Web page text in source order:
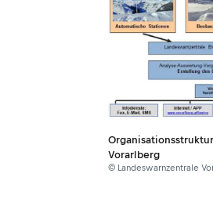
Vorarlberg
© Landeswarnzentrale